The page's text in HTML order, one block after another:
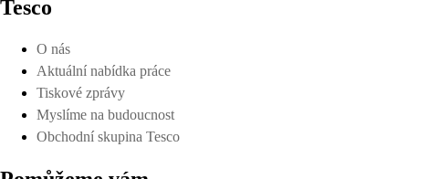
Tesco
O nás
Aktuální nabídka práce
Tiskové zprávy
Myslíme na budoucnost
Obchodní skupina Tesco